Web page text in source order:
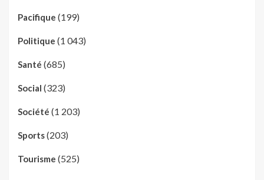
Pacifique (199)
Politique (1 043)
Santé (685)
Social (323)
Société (1 203)
Sports(203)
Tourisme (525)